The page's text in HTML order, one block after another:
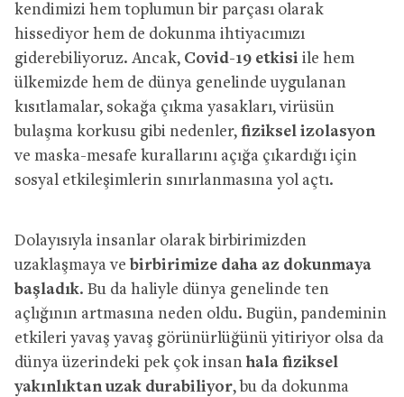
kendimizi hem toplumun bir parçası olarak
hissediyor hem de dokunma ihtiyacımızı
giderebiliyoruz. Ancak, Covid-19 etkisi ile hem
ülkemizde hem de dünya genelinde uygulanan
kısıtlamalar, sokağa çıkma yasakları, virüsün
bulaşma korkusu gibi nedenler, fiziksel izolasyon
ve maska-mesafe kurallarını açığa çıkardığı için
sosyal etkileşimlerin sınırlanmasına yol açtı.
Dolayısıyla insanlar olarak birbirimizden
uzaklaşmaya ve birbirimize daha az dokunmaya
başladık. Bu da haliyle dünya genelinde ten
açlığının artmasına neden oldu. Bugün, pandeminin
etkileri yavaş yavaş görünürlüğünü yitiriyor olsa da
dünya üzerindeki pek çok insan hala fiziksel
yakınlıktan uzak durabiliyor, bu da dokunma